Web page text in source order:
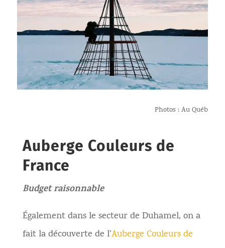
Photos : Au Québ
Auberge Couleurs de
France
Budget raisonnable
Également dans le secteur de Duhamel, on a
fait la découverte de l’Auberge Couleurs de